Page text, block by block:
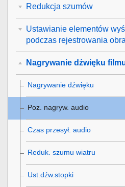
Redukcja szumów
Ustawianie elementów
podczas rejestrowania
Nagrywanie dźwięku
Nagrywanie dźwięku
Poz. nagryw. audio
Czas przesył. audio
Reduk. szumu wiatru
Ust.dźw.stopki